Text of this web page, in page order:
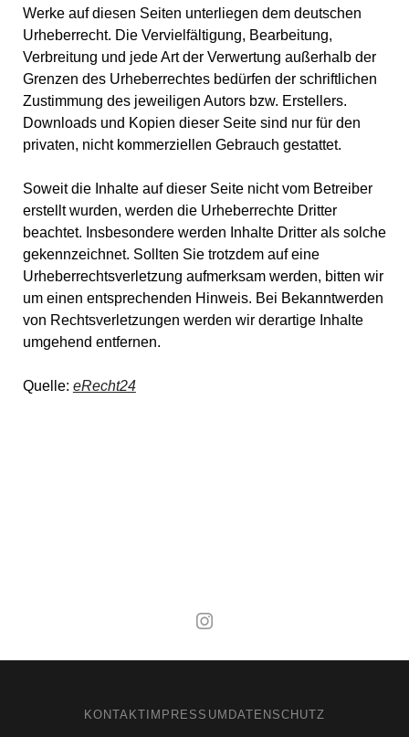
Werke auf diesen Seiten unterliegen dem deutschen
Urheberrecht. Die Vervielfältigung, Bearbeitung,
Verbreitung und jede Art der Verwertung außerhalb der
Grenzen des Urheberrechtes bedürfen der schriftlichen
Zustimmung des jeweiligen Autors bzw. Erstellers.
Downloads und Kopien dieser Seite sind nur für den
privaten, nicht kommerziellen Gebrauch gestattet.
Soweit die Inhalte auf dieser Seite nicht vom Betreiber
erstellt wurden, werden die Urheberrechte Dritter
beachtet. Insbesondere werden Inhalte Dritter als solche
gekennzeichnet. Sollten Sie trotzdem auf eine
Urheberrechtsverletzung aufmerksam werden, bitten wir
um einen entsprechenden Hinweis. Bei Bekanntwerden
von Rechtsverletzungen werden wir derartige Inhalte
umgehend entfernen.
Quelle: eRecht24
KONTAKT IMPRESSUM DATENSCHUTZ